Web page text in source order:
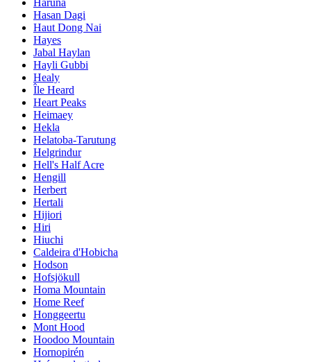
Hasan Dagi
Haut Dong Nai
Hayes
Jabal Haylan
Hayli Gubbi
Healy
Île Heard
Heart Peaks
Heimaey
Hekla
Helatoba-Tarutung
Helgrindur
Hell's Half Acre
Hengill
Herbert
Hertali
Hijiori
Hiri
Hiuchi
Caldeira d'Hobicha
Hodson
Hofsjökull
Homa Mountain
Home Reef
Honggeertu
Mont Hood
Hoodoo Mountain
Hornopirén